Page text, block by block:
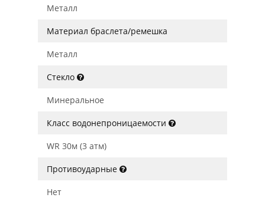
Металл
Материал браслета/ремешка
Металл
Стекло
Минеральное
Класс водонепроницаемости
WR 30м (3 атм)
Противоударные
Нет